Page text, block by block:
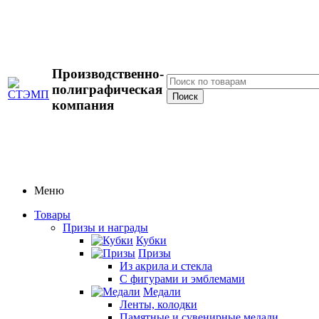
Производственно-
полиграфическая
компания
Меню
Товары
Призы и награды
Кубки
Призы
Из акрила и стекла
С фигурами и эмблемами
Медали
Ленты, колодки